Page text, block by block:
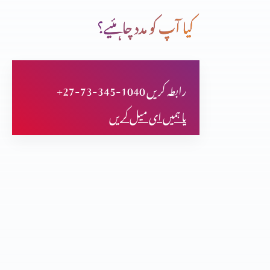
سمندری راستے
کیا مزامیر بھی سائنس کی تائیدکرتے ہیں؟(حصہ دوازدہم)
کیا آپ کو مدد چاہئیے؟
+27-73-345-1040 رابطہ کریں
یا ہمیں ای میل کریں